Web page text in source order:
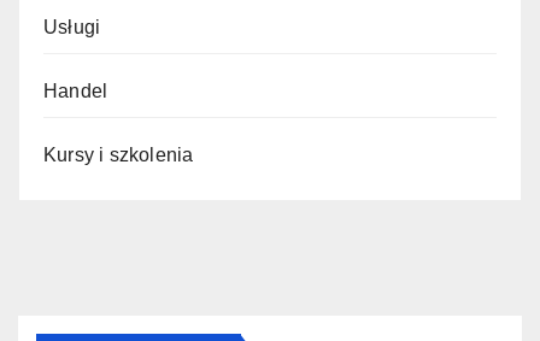
Usługi
Handel
Kursy i szkolenia